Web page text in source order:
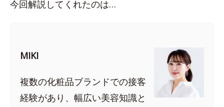
今回解説してくれたのは…
MIKI
複数の化粧品ブランドでの接客
経験があり、幅広い美容知識と